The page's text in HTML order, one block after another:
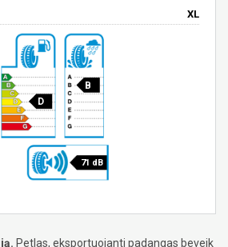
XL
D
B
71 dB
Petlas, eksportuojanti padangas beveik